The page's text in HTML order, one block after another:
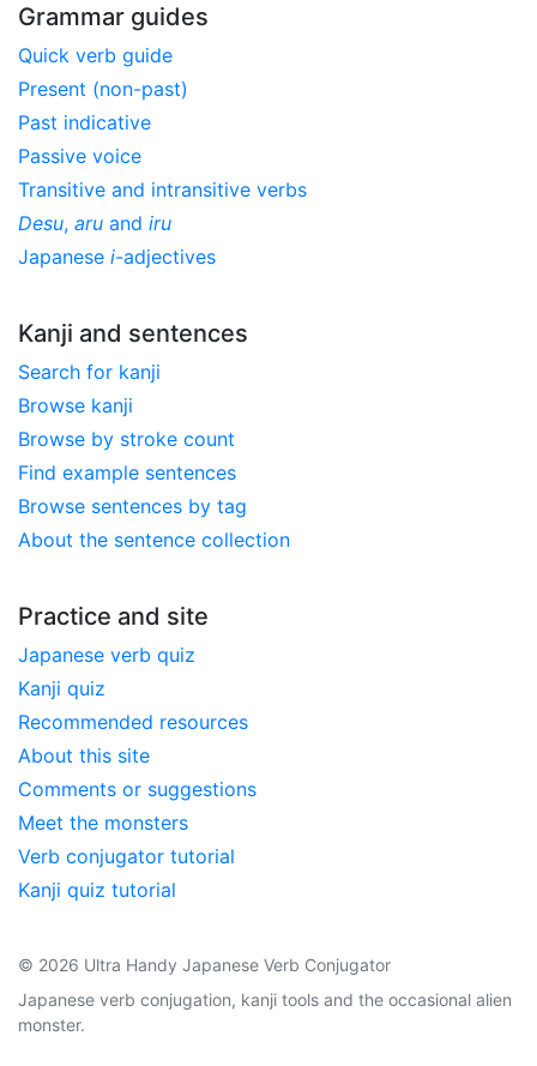
Grammar guides
Quick verb guide
Present (non-past)
Past indicative
Passive voice
Transitive and intransitive verbs
Desu, aru and iru
Japanese i-adjectives
Kanji and sentences
Search for kanji
Browse kanji
Browse by stroke count
Find example sentences
Browse sentences by tag
About the sentence collection
Practice and site
Japanese verb quiz
Kanji quiz
Recommended resources
About this site
Comments or suggestions
Meet the monsters
Verb conjugator tutorial
Kanji quiz tutorial
© 2026 Ultra Handy Japanese Verb Conjugator
Japanese verb conjugation, kanji tools and the occasional alien
monster.